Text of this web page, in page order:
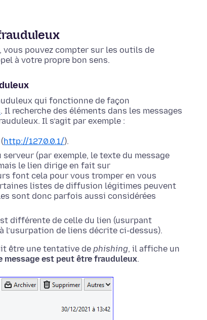
pouvez compter sur les outils de
à votre propre bon sens.
qui fonctionne de façon
. Il recherche des éléments dans les messages
Il s’agit par exemple :
http://127.0.0.1/).
(par exemple, le texte du message
le lien dirige en fait sur
font cela pour vous tromper en vous
listes de diffusion légitimes peuvent
sont donc parfois aussi considérées
différente de celle du lien (usurpant
l’usurpation de liens décrite ci-dessus).
être une tentative de phishing, il affiche un
message est peut être frauduleux.